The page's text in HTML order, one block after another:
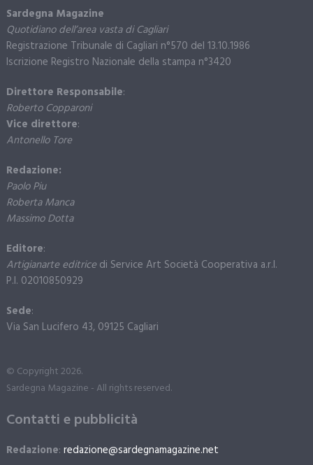
Sardegna Magazine
Quotidiano dell’area vasta di Cagliari
Registrazione Tribunale di Cagliari n°570 del 13.10.1986
Iscrizione Registro Nazionale della stampa n°3420
Direttore Responsabile:
Roberto Copparoni
Vice direttore:
Antonello Tore
Redazione:
Paolo Piu
Roberta Manca
Massimo Dotta
Editore:
Artigianarte editricedi Service Art Società Cooperativa a.r.l.
P.I. 02010850929
Sede:
Via San Lucifero 43, 09125 Cagliari
© Copyright 2026.
Sardegna Magazine - All rights reserved.
Contatti e pubblicità
Redazione: redazione@sardegnamagazine.net